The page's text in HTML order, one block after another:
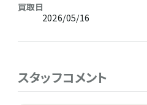
買取日
2026/05/16
スタッフコメント